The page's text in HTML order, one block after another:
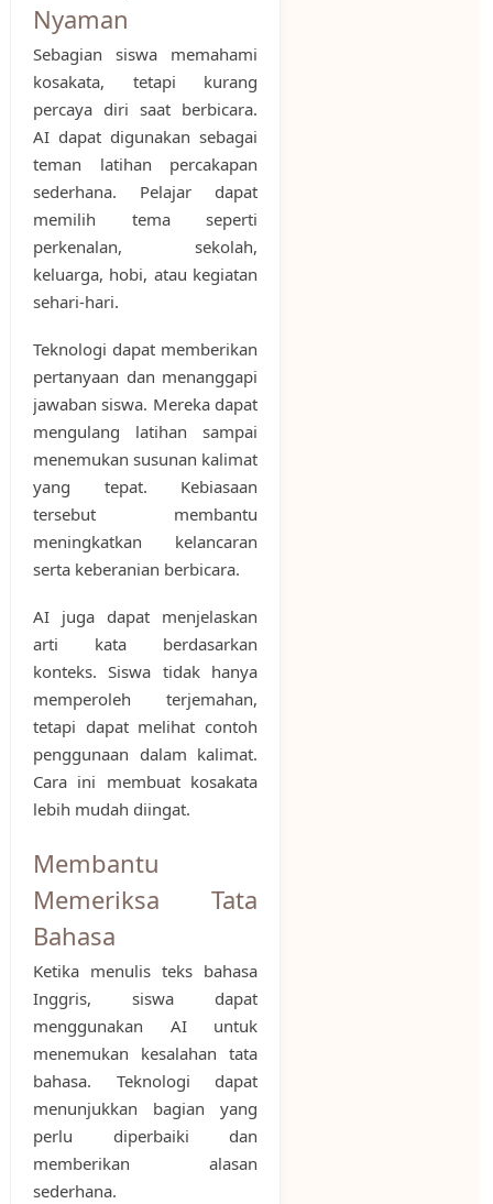
Nyaman
Sebagian siswa memahami
kosakata, tetapi kurang
percaya diri saat berbicara.
AI dapat digunakan sebagai
teman latihan percakapan
sederhana. Pelajar dapat
memilih tema seperti
perkenalan, sekolah,
keluarga, hobi, atau kegiatan
sehari-hari.
Teknologi dapat memberikan
pertanyaan dan menanggapi
jawaban siswa. Mereka dapat
mengulang latihan sampai
menemukan susunan kalimat
yang tepat. Kebiasaan
tersebut membantu
meningkatkan kelancaran
serta keberanian berbicara.
AI juga dapat menjelaskan
arti kata berdasarkan
konteks. Siswa tidak hanya
memperoleh terjemahan,
tetapi dapat melihat contoh
penggunaan dalam kalimat.
Cara ini membuat kosakata
lebih mudah diingat.
Membantu
Memeriksa Tata
Bahasa
Ketika menulis teks bahasa
Inggris, siswa dapat
menggunakan AI untuk
menemukan kesalahan tata
bahasa. Teknologi dapat
menunjukkan bagian yang
perlu diperbaiki dan
memberikan alasan
sederhana.